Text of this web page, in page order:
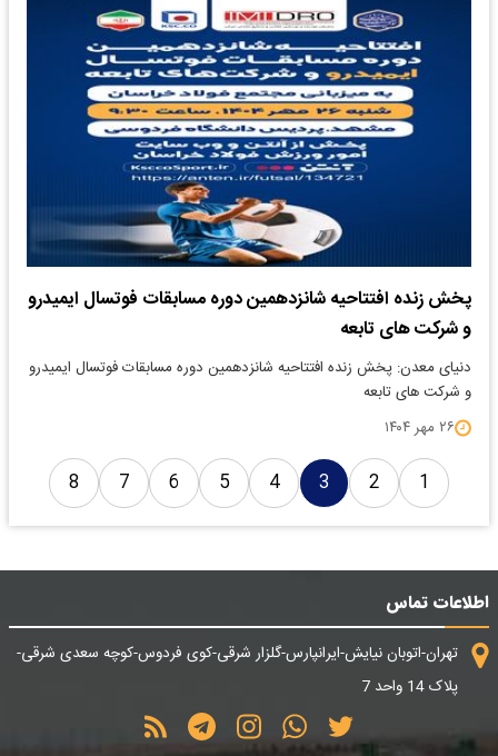
پخش زنده افتتاحیه شانزدهمین دوره مسابقات فوتسال ایمیدرو
و شرکت های تابعه
دنیای معدن: پخش زنده افتتاحیه شانزدهمین دوره مسابقات فوتسال ایمیدرو
و شرکت های تابعه
۲۶ مهر ۱۴۰۴
1
2
3
4
5
6
7
8
اطلاعات تماس
تهران-اتوبان نیایش-ایرانپارس-گلزار شرقی-کوی فردوس-کوچه سعدی شرقی-
پلاک 14 واحد 7